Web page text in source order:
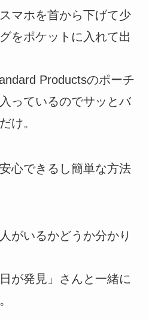
マホを首から下げて少
をポケットに入れて出
Productsのポーチ
っているのでサッとバ
け。
心できるし簡単な方法
がいるかどうか分かり
が発見」さんと一緒に